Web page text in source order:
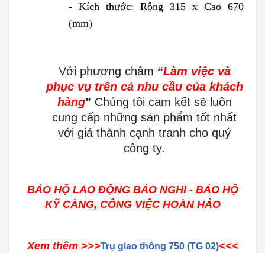
- Kích thước: Rộng 315 x Cao 670
(mm)
Với phương châm “Làm việc và
phục vụ trên cả nhu cầu của khách
hàng” Chúng tôi cam kết sẽ luôn
cung cấp những sản phẩm tốt nhất
với giá thành cạnh tranh cho quý
công ty.
BẢO HỘ LAO ĐỘNG BẢO NGHI - BẢO HỘ
KỸ CÀNG, CÔNG VIỆC HOÀN HẢO
Xem thêm >>>Trụ giao thông 750 (TG 02)<<<